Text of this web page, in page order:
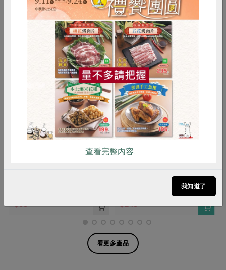
你可能有興趣的產品
明德食品工業股份有限公司 明德食品工業股份有限公司
瓶
看更多產品
RPET 食譜 減硝酸鹽
雞蛋 食安 共同購買
查看完整內容..
我知道了